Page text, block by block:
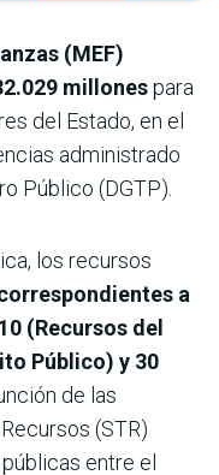
(MEF)
millonespara
del Estado, en el
administrado
Público (DGTP).
los recursos
a
(Recursos del
Público) y 30
de las
(STR)
entre el